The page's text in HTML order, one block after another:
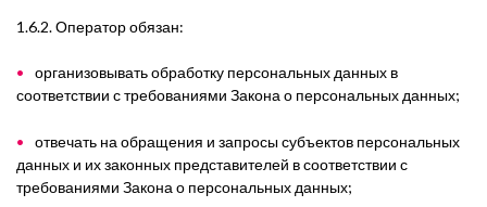
1.6.2. Операторобязан:
организовывать обработку персональных данных в
соответствии с требованиями Закона о персональных данных;
отвечать на обращения и запросы субъектов персональных
данных и их законных представителей в соответствии с
требованиями Закона о персональных данных;